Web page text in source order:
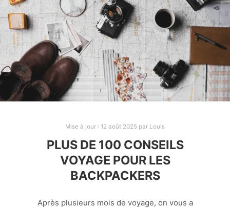
Après 6 semaines de road trip de Cairns à
Melbourne
AUSTRALIE VAN
Mise à jour : 12 août 2025 par Louis
PLUS DE 100 CONSEILS
VOYAGE POUR LES
BACKPACKERS
Après plusieurs mois de voyage, on vous a